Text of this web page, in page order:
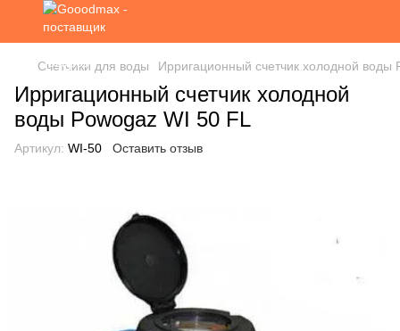
Счетчики для воды Ирригационный счетчик холодной воды
Ирригационный счетчик холодной
воды Powogaz WI 50 FL
Артикул: WI-50 Оставить отзыв